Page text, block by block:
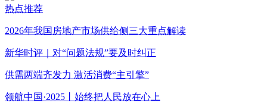
热点推荐
2026年我国房地产市场供给侧三大重点解读
新华时评｜对“问题法规”要及时纠正
供需两端齐发力 激活消费“主引擎”
领航中国·2025丨始终把人民放在心上